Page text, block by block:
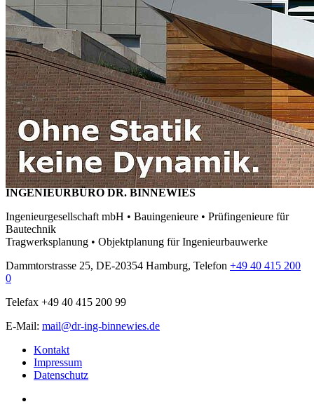
INGENIEURBÜRO DR. BINNEWIES
Ingenieurgesellschaft mbH • Bauingenieure • Prüfingenieure für
Bautechnik
Tragwerksplanung • Objektplanung für Ingenieurbauwerke
Dammtorstrasse 25, DE-20354 Hamburg, Telefon +49 40 415 200
0
Telefax +49 40 415 200 99
E-Mail: mail@dr-ing-binnewies.de
Kontakt
Impressum
Datenschutz